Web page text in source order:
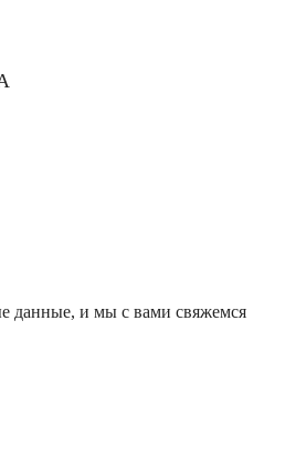
данные, и мы с вами свяжемся